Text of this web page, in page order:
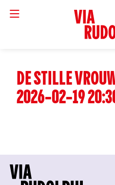
DE STILLE
2026-02-19